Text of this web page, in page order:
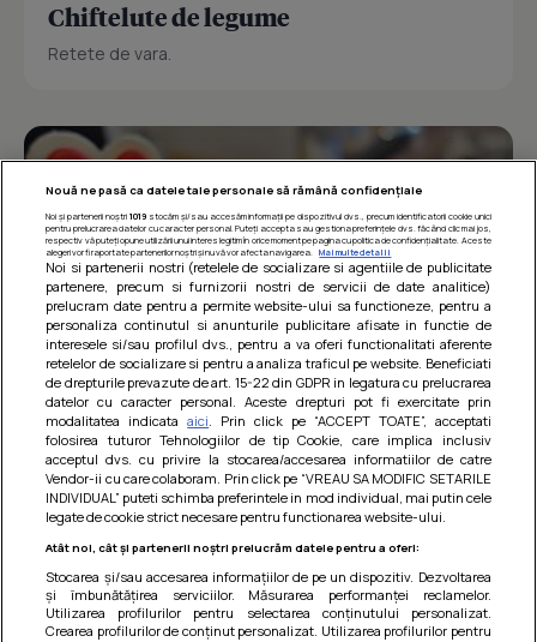
Chiftelute de legume
Retete de vara.
Barcute din vinete cu arpagic rosu
Un deliciu usor de preparat!
Nouă ne pasă ca datele tale personale să rămână confidențiale
Noi și partenerii noștri 1019stocăm și/sau accesăm informații pe dispozitivul dvs., precum identificatorii cookie unici
pentru prelucrarea datelor cu caracter personal. Puteți accepta sau gestiona preferințele dvs. făcând clic mai jos,
respectiv vă puteți opune utilizării unui interes legitim în orice moment pe pagina cu politica de confidențialitate. Aceste
alegeri vor fi raportate partenerilor noștri și nu vă vor afecta navigarea.
Mai multe detalii
Noi si partenerii nostri (retelele de socializare si agentiile de publicitate
partenere, precum si furnizorii nostri de servicii de date analitice)
prelucram date pentru a permite website-ului sa functioneze, pentru a
personaliza continutul si anunturile publicitare afisate in functie de
interesele si/sau profilul dvs., pentru a va oferi functionalitati aferente
retelelor de socializare si pentru a analiza traficul pe website. Beneficiati
de drepturile prevazute de art. 15-22 din GDPR in legatura cu prelucrarea
datelor cu caracter personal. Aceste drepturi pot fi exercitate prin
modalitatea indicataaici . Prin click pe “ACCEPT TOATE”, acceptati
folosirea tuturor Tehnologiilor de tip Cookie, care implica inclusiv
acceptul dvs. cu privire la stocarea/accesarea informatiilor de catre
Vendor-ii cu care colaboram. Prin click pe “VREAU SA MODIFIC SETARILE
INDIVIDUAL” puteti schimba preferintele in mod individual, mai putin cele
legate de cookie strict necesare pentru functionarea website-ului.
Atât noi, cât și partenerii noștri prelucrăm datele pentru a oferi:
Stocarea și/sau accesarea informațiilor de pe un dispozitiv. Dezvoltarea
și îmbunătățirea serviciilor. Măsurarea performanței reclamelor.
Utilizarea profilurilor pentru selectarea conținutului personalizat.
Crearea profilurilor de conținut personalizat. Utilizarea profilurilor pentru